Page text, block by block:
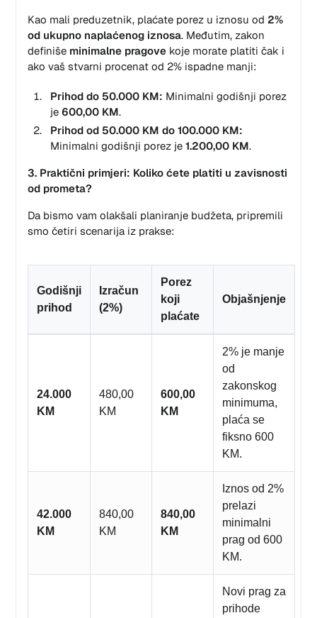
Kao mali preduzetnik, plaćate porez u iznosu od 2%
od ukupno naplaćenog iznosa. Međutim, zakon
definiše minimalne pragove koje morate platiti čak i
ako vaš stvarni procenat od 2% ispadne manji:
Prihod do 50.000 KM: Minimalni godišnji porez
je600,00 KM.
Prihod od 50.000 KM do 100.000 KM:
Minimalni godišnji porez je1.200,00 KM.
3. Praktični primjeri: Koliko ćete platiti u zavisnosti
od prometa?
Da bismo vam olakšali planiranje budžeta, pripremili
smo četiri scenarija iz prakse:
Godišnji
prihod
Izračun
(2%)
Porez
koji
plaćate
Objašnjenje
24.000
KM
480,00
KM
600,00
KM
2% je manje
od
zakonskog
minimuma,
plaća se
fiksno 600
KM.
42.000
KM
840,00
KM
840,00
KM
Iznos od 2%
prelazi
minimalni
prag od 600
KM.
Novi prag za
prihode